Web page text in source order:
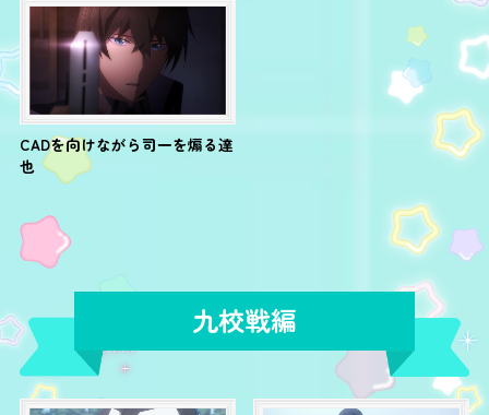
CADを向けながら司一を煽る達
也
九校戦編